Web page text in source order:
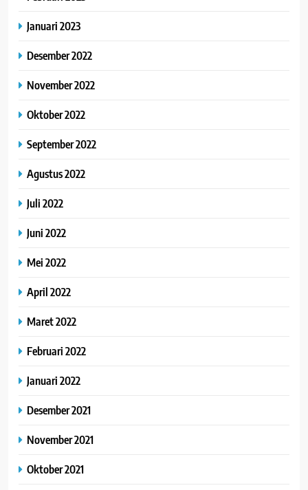
Januari 2023
Desember 2022
November 2022
Oktober 2022
September 2022
Agustus 2022
Juli 2022
Juni 2022
Mei 2022
April 2022
Maret 2022
Februari 2022
Januari 2022
Desember 2021
November 2021
Oktober 2021